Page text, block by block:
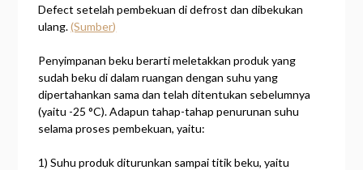
Defect setelah pembekuan di defrost dan dibekukan
ulang.(Sumber)
Penyimpanan beku berarti meletakkan produk yang
sudah beku di dalam ruangan dengan suhu yang
dipertahankan sama dan telah ditentukan sebelumnya
(yaitu -25 °C). Adapun tahap-tahap penurunan suhu
selama proses pembekuan, yaitu:
1) Suhu produk diturunkan sampai titik beku, yaitu